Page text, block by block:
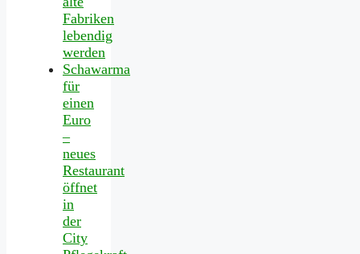
Fabriken
lebendig
werden
Schawarma
für
einen
Euro
–
neues
Restaurant
öffnet
in
der
City